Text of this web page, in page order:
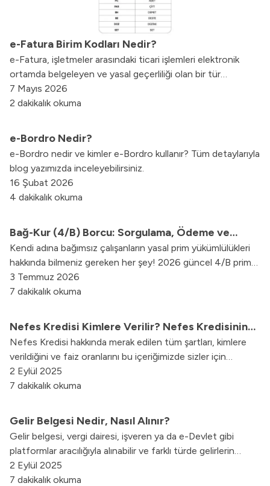
e-Fatura Birim Kodları Nedir?
e-Fatura, işletmeler arasındaki ticari işlemleri elektronik
ortamda belgeleyen ve yasal geçerliliği olan bir tür
elektronik faturadır. Türkiye’de, Maliye Bakanlığı tarafından
belirlenen standartlara uygun olarak kullanılmaktadır.
7 Mayıs 2026
2 dakikalık okuma
e-Bordro Nedir?
e-Bordro nedir ve kimler e-Bordro kullanır? Tüm detaylarıyla
blog yazımızda inceleyebilirsiniz.
16 Şubat 2026
4 dakikalık okuma
Bağ-Kur (4/B) Borcu: Sorgulama, Ödeme ve
Yapılandırma
Kendi adına bağımsız çalışanların yasal prim yükümlülükleri
hakkında bilmeniz gereken her şey! 2026 güncel 4/B prim
tutarları, e-Devlet borç sorgulama adımları, taksitlendirme
seçenekleri ve ihya süreçlerine dair tüm detaylar
3 Temmuz 2026
7 dakikalık okuma
Nefes Kredisi Kimlere Verilir? Nefes Kredisinin
Şartları Nedir? Nefes Kredisi Faiz Oranı Nedir?
Nefes Kredisi hakkında merak edilen tüm şartları, kimlere
verildiğini ve faiz oranlarını bu içeriğimizde sizler için
derledik.
2 Eylül 2025
7 dakikalık okuma
Gelir Belgesi Nedir, Nasıl Alınır?
Gelir belgesi, vergi dairesi, işveren ya da e-Devlet gibi
platformlar aracılığıyla alınabilir ve farklı türde gelirlerin
beyan edilmesini gerektirebilir. Bu blog içeriğimizde gelir
belgesi nedir, nasıl alınır gibi soruların cevaplarına yanıt
2 Eylül 2025
7 dakikalık okuma